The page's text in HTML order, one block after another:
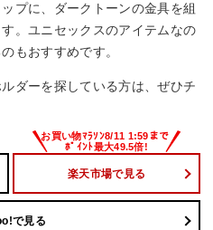
プに、ダークトーンの金具を組
。ユニセックスのアイテムなの
もおすすめです。
ダーを探している方は、ぜひチ
楽天市場で見る
で見る